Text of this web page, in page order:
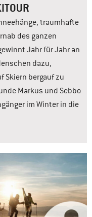
traumhafte
des ganzen
Jahr für Jahr an
dazu,
Skiern bergauf zu
Markus und Sebbo
im Winter in die